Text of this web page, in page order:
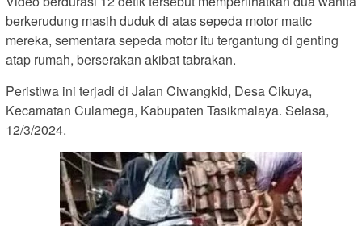
berkerudung masih duduk di atas sepeda motor matic
mereka, sementara sepeda motor itu tergantung di genting
atap rumah, berserakan akibat tabrakan.
Peristiwa ini terjadi di Jalan Ciwangkid, Desa Cikuya,
Kecamatan Culamega, Kabupaten Tasikmalaya. Selasa,
12/3/2024.